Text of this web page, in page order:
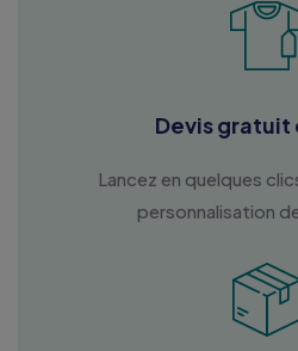
Devis gratuit
Lancez en quelques
personnalisation